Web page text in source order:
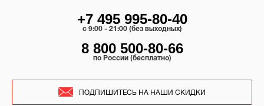
+7 495 995-80-40
c 9:00 - 21:00 (без выходных)
8 800 500-80-66
по России (бесплатно)
ПОДПИШИТЕСЬ НА НАШИ СКИДКИ